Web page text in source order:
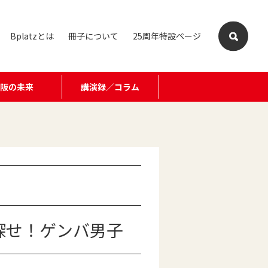
Bplatzとは 冊子について 25周年特設ページ
の未来 講演録／コラム
！ゲンバ男子